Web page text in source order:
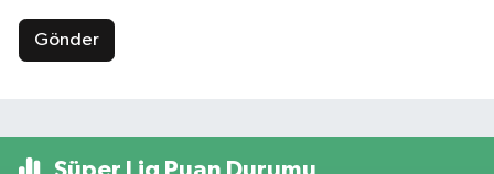
Gönder